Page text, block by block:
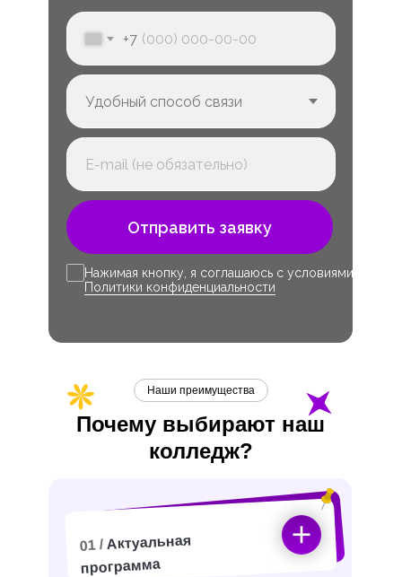
+7
Отправить заявку
Нажимая кнопку, я соглашаюсь с условиями
Политики конфиденциальности
Почему выбирают наш
колледж?
Наши преимущества
01 / Актуальная
программа